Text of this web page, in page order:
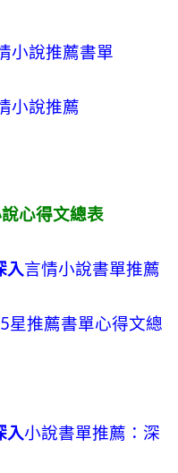
小說推薦書單
小說推薦
心得文總表
入言情小說書單推薦
星推薦書單心得文總
入小說書單推薦：深